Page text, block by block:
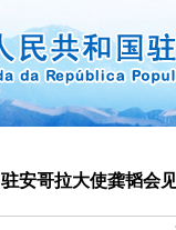
驻安哥拉大使龚韬会